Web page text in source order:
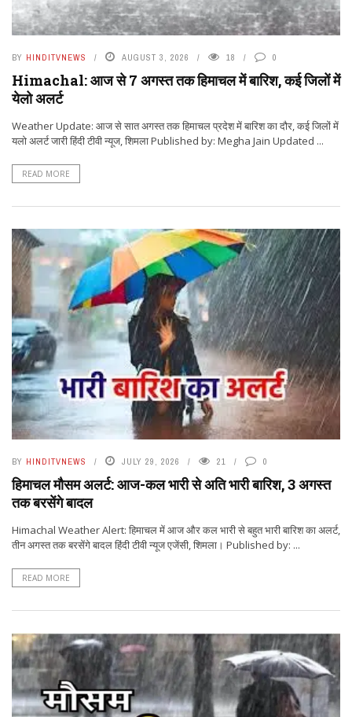
BY HINDITVNEWS AUGUST 3, 2026 18 0
Himachal: आज से 7 अगस्त तक हिमाचल में बारिश, कई जिलों में
येलो अलर्ट
Weather Update: आज से सात अगस्त तक हिमाचल प्रदेश में बारिश का दौर, कई जिलों में
यलो अलर्ट जारी हिंदी टीवी न्यूज, शिमला Published by: Megha Jain Updated ...
READ MORE
BY HINDITVNEWS JULY 29, 2026 21 0
हिमाचल मौसम अलर्ट: आज-कल भारी से अति भारी बारिश, 3 अगस्त
तक बरसेंगे बादल
Himachal Weather Alert: हिमाचल में आज और कल भारी से बहुत भारी बारिश का अलर्ट,
तीन अगस्त तक बरसेंगे बादल हिंदी टीवी न्यूज एजेंसी, शिमला। Published by: ...
READ MORE